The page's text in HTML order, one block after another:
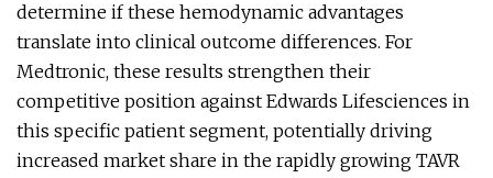
determine if these hemodynamic advantages
translate into clinical outcome differences. For
Medtronic, these results strengthen their
competitive position against Edwards Lifesciences in
this specific patient segment, potentially driving
increased market share in the rapidly growing TAVR